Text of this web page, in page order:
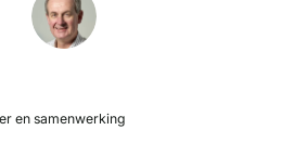
en samenwerking